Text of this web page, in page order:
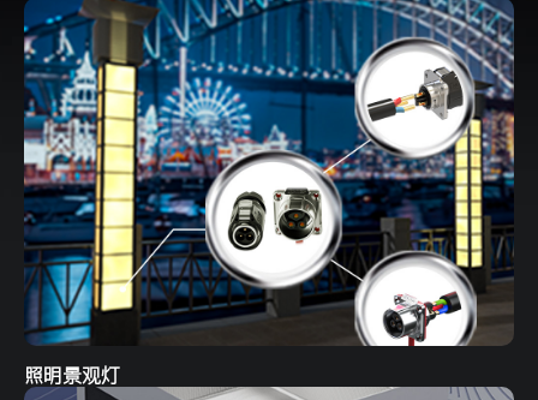
照明景观灯